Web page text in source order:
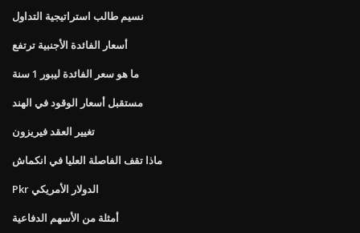
نسيم طالب استراتيجية التداول
أسعار الفائدة الأجنبية ترتفع
ما هو سعر الفائدة ليبور 1 سنة
مستقبل أسعار الوقود في الهند
تغيير العقد فيريزون
ماذا تقف الفاصلة العليا في انكماش
Pkr الدولار الأمريكي
أمثلة من الأسهم الدفاعية